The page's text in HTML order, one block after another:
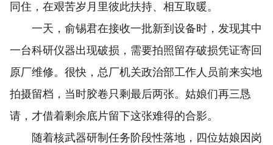
同住，在艰苦岁月里彼此扶持、相互取暖。
一天，俞锡君在接收一批新到设备时，发现其中
一台科研仪器出现破损，需要拍照留存破损凭证寄回
原厂维修。很快，总厂机关政治部工作人员前来实地
拍摄留档，当时胶卷只剩最后两张。姑娘们再三恳
请，才借着剩余底片留下这张难得的合影。
随着核武器研制任务阶段性落地，四位姑娘因岗